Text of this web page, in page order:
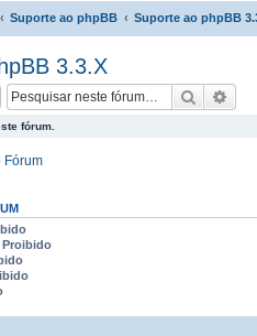
Suporte ao phpBB Suporte ao phpBB
3.3.X
Pesquisar
fórum.
Fórum
Proibido